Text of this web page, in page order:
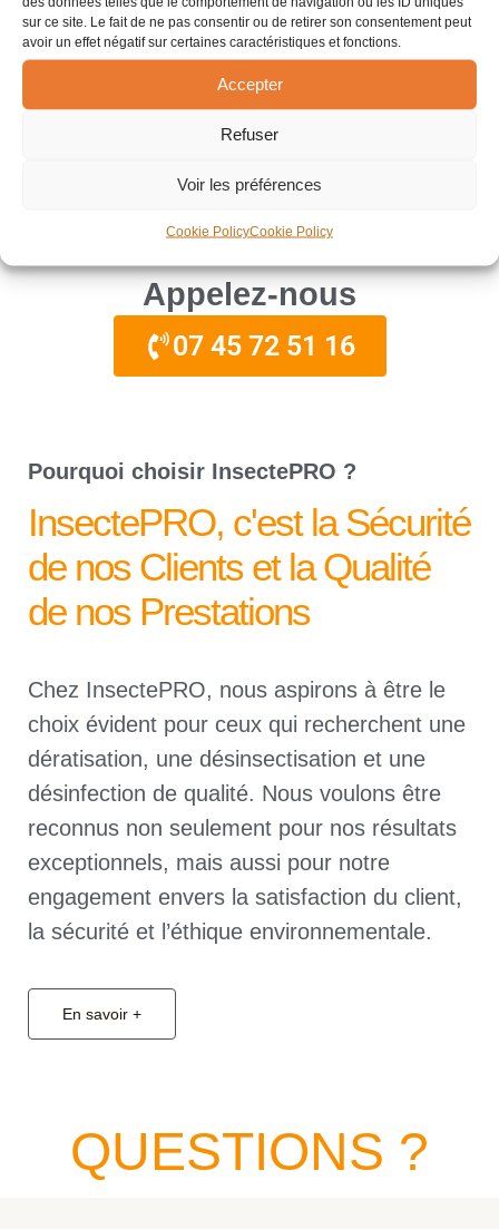
sur ce site. Le fait de ne pas consentir ou de retirer son consentement peut
avoir un effet négatif sur certaines caractéristiques et fonctions.
Accepter
Refuser
Voir les préférences
Cookie PolicyCookie Policy
santé publique et
à la santé d'environnement
sains et sûrs pour nos clients .”
Dirigeant InsectePRO
Appelez-nous
07 45 72 51 16
Pourquoi choisir InsectePRO ?
InsectePRO, c'est la Sécurité
de nos Clients et la Qualité
de nos Prestations
Chez InsectePRO, nous aspirons à être le
choix évident pour ceux qui recherchent une
dératisation, une désinsectisation et une
désinfection de qualité. Nous voulons être
reconnus non seulement pour nos résultats
exceptionnels, mais aussi pour notre
engagement envers la satisfaction du client,
la sécurité et l’éthique environnementale.
En savoir +
QUESTIONS ?